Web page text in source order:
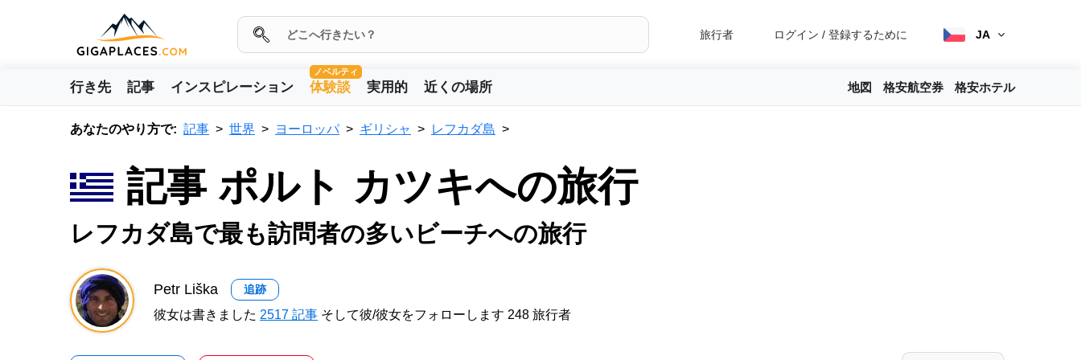
旅行者 ログイン / 登録するために JA
行き先 記事 インスピレーション
ノベルティ
体験談 実用的 近くの場所 地図 格安航空券 格安ホテル
あなたのやり方で: 記事 世界 ヨーロッパ ギリシャ レフカダ島
記事 ポルト カツキへの旅行
レフカダ島で最も訪問者の多いビーチへの旅行
Petr Liška 追跡
彼女は書きました 2517 記事 そして彼/彼女をフォローします 248 旅行者